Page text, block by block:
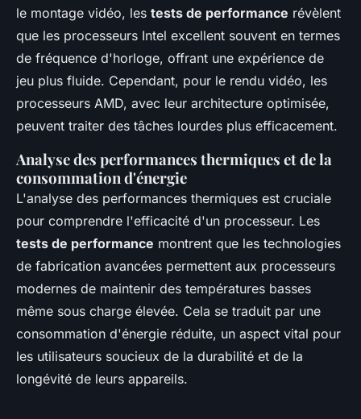
le montage vidéo, les tests de performance révèlent
que les processeurs Intel excellent souvent en termes
de fréquence d'horloge, offrant une expérience de
jeu plus fluide. Cependant, pour le rendu vidéo, les
processeurs AMD, avec leur architecture optimisée,
peuvent traiter des tâches lourdes plus efficacement.
Analyse des performances thermiques et de la
consommation d'énergie
L'analyse des performances thermiques est cruciale
pour comprendre l'efficacité d'un processeur. Les
tests de performance montrent que les technologies
de fabrication avancées permettent aux processeurs
modernes de maintenir des températures basses
même sous charge élevée. Cela se traduit par une
consommation d'énergie réduite, un aspect vital pour
les utilisateurs soucieux de la durabilité et de la
longévité de leurs appareils.